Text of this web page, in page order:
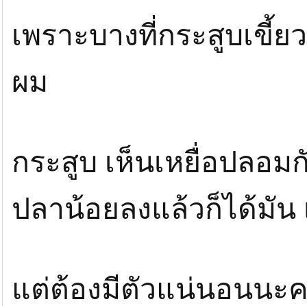
เพราะบางที่กระสูบเขี้
ผม
กระสูบ เห็นเหยื่อปลอม
ปลาน้อยลงแล้วก็ได้มัน
แต่ต้องมีตัวแน่นอนนะ